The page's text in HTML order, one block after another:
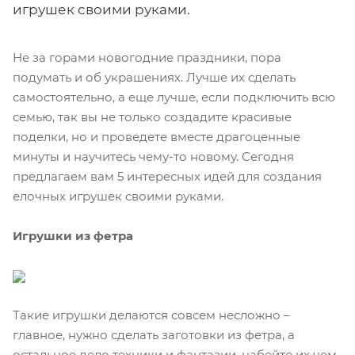
игрушек своими руками.
Не за горами новогодние праздники, пора
подумать и об украшениях. Лучше их сделать
самостоятельно, а еще лучше, если подключить всю
семью, так вы не только создадите красивые
поделки, но и проведете вместе драгоценные
минуты и научитесь чему-то новому. Сегодня
предлагаем вам 5 интересных идей для создания
елочных игрушек своими руками.
Игрушки из фетра
Такие игрушки делаются совсем несложно –
главное, нужно сделать заготовки из фетра, а